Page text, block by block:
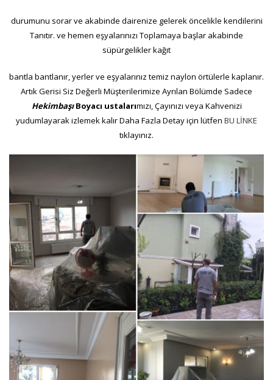
durumunu sorar ve akabinde dairenize gelerek öncelikle kendilerini
Tanıtır. ve hemen eşyalarınızı Toplamaya başlar akabinde
süpürgelikler kağıt
bantla bantlanır, yerler ve eşyalarınız temiz naylon örtülerle kaplanır.
Artık Gerisi Siz Değerli Müşterilerimize Ayrılan Bölümde Sadece
HekimbaşıBoyacı ustalarımızı, Çayınızı veya Kahvenizi
yudumlayarak izlemek kalır Daha Fazla Detay için lütfen BU LİNKE
tıklayınız.